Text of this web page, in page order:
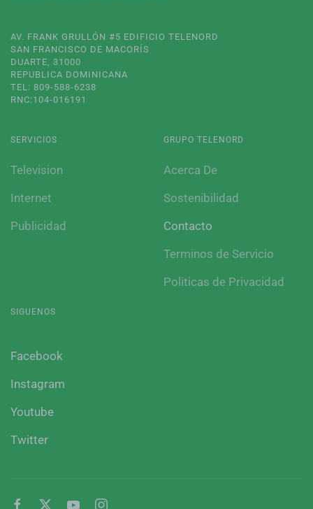
AV. FRANK GRULLÓN #5 EDIFICIO TELENORD
SAN FRANCISCO DE MACORÍS
DUARTE, 31000
REPUBLICA DOMINICANA
TEL: 809-588-6238
RNC:104-016191
SERVICIOS
Television
Internet
Publicidad
GRUPO TELENORD
Acerca De
Sostenibilidad
Contacto
Terminos de Servicio
Politicas de Privacidad
SIGUENOS
Facebook
Instagram
Youtube
Twitter